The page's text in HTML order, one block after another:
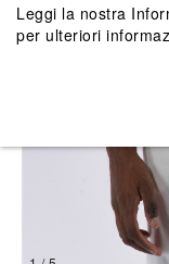
Leggi la nostra
per ulteriori